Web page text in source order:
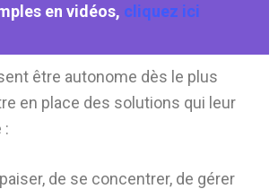
en vidéos, cliquez ici
être autonome dès le plus
en place des solutions qui leur
:
de se concentrer, de gérer